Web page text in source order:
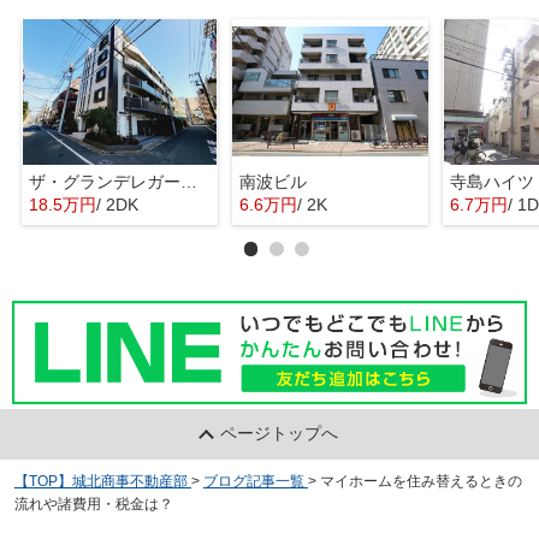
ザ・グランデレガーロ東日暮里
18.5万円/ 2DK
南波ビル
6.6万円/ 2K
寺島ハイツ
6.7万円/
ページトップへ
【TOP】城北商事不動産部 > ブログ記事一覧 > マイホームを住み替えるときの
流れや諸費用・税金は？